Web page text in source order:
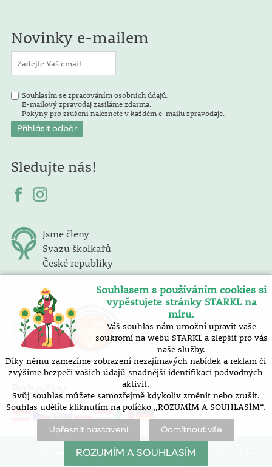
Novinky e-mailem
Souhlasím se zpracováním osobních údajů.
E-mailový zpravodaj zasíláme zdarma.
Pokyny pro zrušení naleznete v každém e-mailu zpravodaje.
Sledujte nás!
Jsme členy
Svazu školkařů
České republiky
Pobočky
prohlášení o přístupnosti |
nastavení cookies
Vytvořilo SOFICO-CZ, a.s.
Souhlasem s používáním cookies si
vypěstujete stránky STARKL na
míru.
Váš souhlas nám umožní upravit vaše
soukromí na webu STARKL a zlepšit pro vás
naše služby.
Díky němu zamezíme zobrazení nezajímavých nabídek a reklam či
zvýšíme bezpečí vašich údajů snadnější identifikací podvodných
aktivit.
Svůj souhlas můžete samozřejmě kdykoliv změnit nebo zrušit.
Souhlas udělíte kliknutím na políčko „ROZUMÍM A SOUHLASÍM“.
Upřesnit nastavení Odmítnout vše
ROZUMÍM A SOUHLASÍM